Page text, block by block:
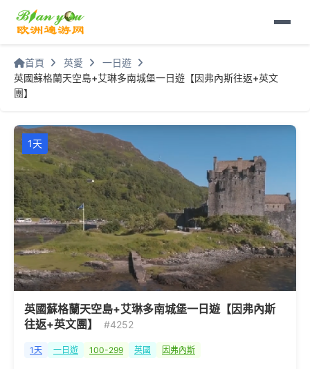
首頁 英愛
一日遊
英國蘇格蘭天空島+艾琳多南城堡一日遊【因弗內斯往返+英文
團】
1天
英國蘇格蘭天空島+艾琳多南城堡一日遊【因弗內斯
往返+英文團】
#4252
1天 一日遊 100-299 英國 因弗內斯